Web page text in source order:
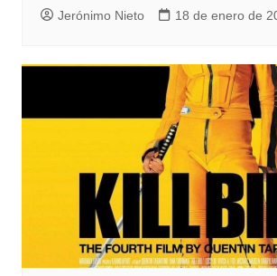
Jerónimo Nieto 18 de enero de